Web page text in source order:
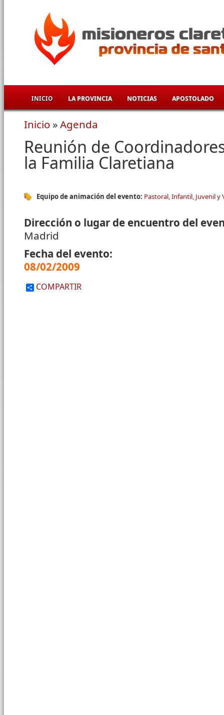
INICIO LA PROVINCIA NOTICIAS APOSTOLADO
Se encuentra usted aquí
Inicio »Agenda
Reunión de
la Familia Claretiana
Equipo de animación del evento: Pastoral, Infantil, Juvenil y
Dirección o lugar de encuentro del
Madrid
Fecha del evento:
08/02/2009
COMPARTIR